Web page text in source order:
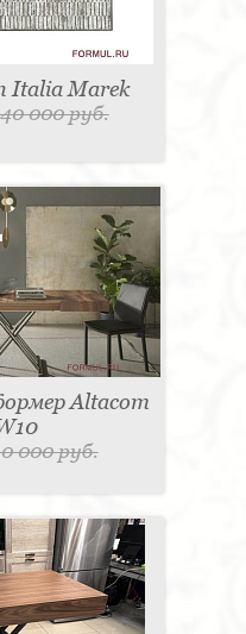
Italia Marek
000 руб.
Altacom
000 руб.